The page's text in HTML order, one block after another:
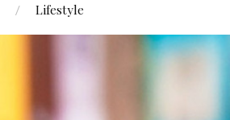
Lifestyle